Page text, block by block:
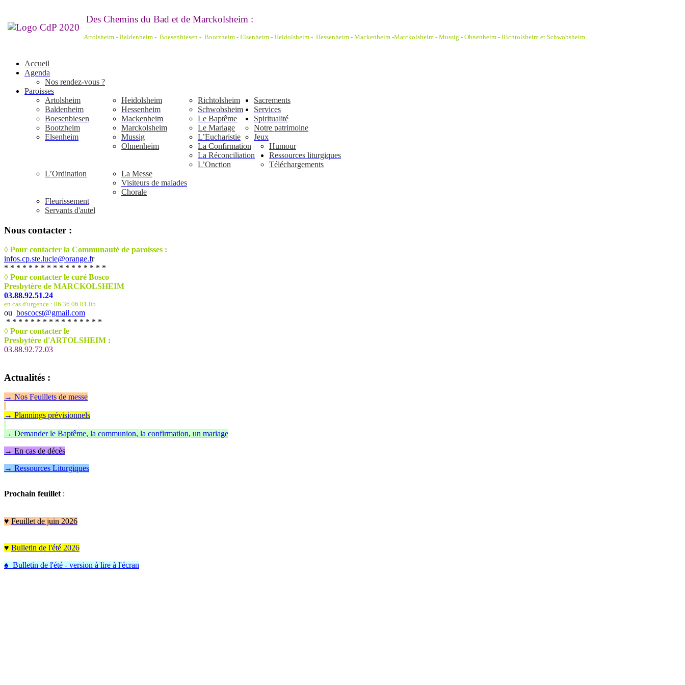
Des Chemins du Bad et de Marckolsheim :
Artolsheim - Baldenheim - Boesenbiesen - Bootzheim - Elsenheim - Heidolsheim - Hessenheim - Mackenheim -Marckolsheim - Mussig - Ohnenheim - Richtolsheim et Schwobsheim.
Accueil
Agenda
Nos rendez-vous ?
Paroisses
Artolsheim
Baldenheim
Boesenbiesen
Bootzheim
Elsenheim
Heidolsheim
Hessenheim
Mackenheim
Marckolsheim
Mussig
Ohnenheim
Richtolsheim
Schwobsheim
Sacrements
Le Baptême
Le Mariage
L’Eucharistie
La Confirmation
La Réconciliation
L’Onction
L’Ordination
Services
La Messe
Visiteurs de malades
Chorale
Fleurissement
Servants d'autel
Spiritualité
Notre patrimoine
Jeux
Humour
Ressources liturgiques
Téléchargements
Nous contacter :
◊ Pour contacter la Communauté de paroisses :
infos.cp.ste.lucie@orange.fr
* * * * * * * * * * * * * * * * *
◊ Pour contacter le curé Bosco
Presbytère de MARCKOLSHEIM
03.88.92.51.24
en cas d'urgence : 06.36.06.81.05
ou boscocst@gmail.com
* * * * * * * * * * * * * * * *
◊ Pour contacter le
Presbytère d'ARTOLSHEIM :
03.88.92.72.03
Actualités :
→ Nos Feuillets de messe
→ Plannings prévisionnels
→ Demander le Baptême, la communion, la confirmation, un mariage
→ En cas de décès
→ Ressources Liturgiques
Prochain feuillet :
♥ Feuillet de juin 2026
♥ Bulletin de l'été 2026
♠ Bulletin de l'été - version à lire à l'écran